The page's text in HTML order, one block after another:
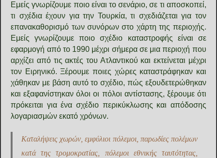
Εμείς γνωρίζουμε ποιο είναι το σενάριο, σε τι αποσκοπεί,
τι σχέδια έχουν για την Τουρκία, τι σχεδιάζεται για τον
επανακαθορισμό των συνόρων στο χάρτη της περιοχής.
Εμείς γνωρίζουμε ποιο σχέδιο καταστροφής είναι σε
εφαρμογή από το 1990 μέχρι σήμερα σε μια περιοχή που
αρχίζει από τις ακτές του Ατλαντικού και εκτείνεται μέχρι
τον Ειρηνικό. Ξέρουμε ποιες χώρες καταστράφηκαν και
χάθηκαν με βάση αυτό το σχέδιο, πώς εξουδετερώθηκαν
και εξαφανίστηκαν όλοι οι πόλοι αντίστασης, ξέρουμε ότι
πρόκειται για ένα σχέδιο περικύκλωσης και απόδοσης
λογαριασμών εκατό χρόνων.
Καταλήψεις χωρών, εμφύλιοι πόλεμοι, παρωδίες πολέμων
κατά της τρομοκρατίας, πόλεμοι εθνικής ταυτότητας,